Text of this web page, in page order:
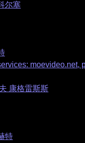
尔塞
moevideo.net,
康格雷斯斯
特